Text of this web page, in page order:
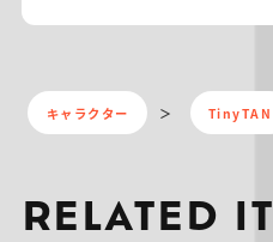
キャラクター TinyTAN
RELATED